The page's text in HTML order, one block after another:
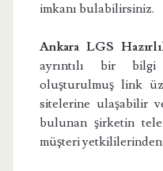
imkanı bulabilirsiniz.
Ankara LGS
ayrıntılı bir
oluşturulmuş link
sitelerine ulaşabilir
bulunan şirketin
müşteri